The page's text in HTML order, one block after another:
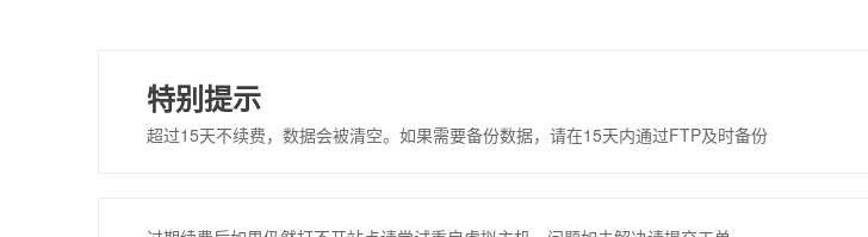
特别提示
超过15天不续费，数据会被清空。如果需要备份数据，请在15天内通过FTP及时备份